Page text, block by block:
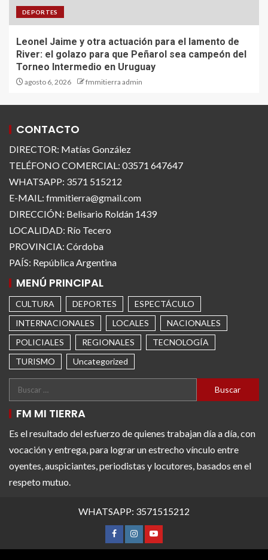
DEPORTES
Leonel Jaime y otra actuación para el lamento de
River: el golazo para que Peñarol sea campeón del
Torneo Intermedio en Uruguay
agosto 6, 2026 fmmitierra admin
CONTACTO
DIRECTOR: Matías González
TELÉFONO COMERCIAL: 03571 647647
WHATSAPP: 3571 515212
E-MAIL: fmmitierra@gmail.com
DIRECCIÓN: Belisario Roldán 1439
LOCALIDAD: Río Tecero
PROVINCIA: Córdoba
PAÍS: República Argentina
MENÚ PRINCIPAL
CULTURA DEPORTES
ESPECTÁCULO
INTERNACIONALES
LOCALES
NACIONALES
POLICIALES
REGIONALES
TECNOLOGÍA
TURISMO
Uncategorized
FM MI TIERRA
Es el resultado del esfuerzo de quienes trabajan día a día, con
vocación y entrega, para lograr un estrecho vínculo entre
oyentes, auspiciantes, periodistas y locutores, basados en el
respeto mutuo.
WHATSAPP: 3571515212